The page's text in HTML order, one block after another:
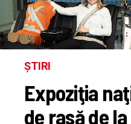
ȘTIRI
Expoziţia
de rasă de